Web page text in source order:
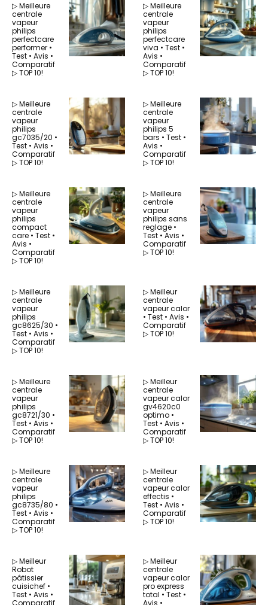
▷ Meilleure
centrale
vapeur
philips
perfectcare
performer •
Test • Avis •
Comparatif
▷ TOP 10!
▷ Meilleure
centrale
vapeur
philips
perfectcare
viva • Test •
Avis •
Comparatif
▷ TOP 10!
▷ Meilleure
centrale
vapeur
philips
gc7035/20 •
Test • Avis •
Comparatif
▷ TOP 10!
▷ Meilleure
centrale
vapeur
philips 5
bars • Test •
Avis •
Comparatif
▷ TOP 10!
▷ Meilleure
centrale
vapeur
philips
compact
care • Test •
Avis •
Comparatif
▷ TOP 10!
▷ Meilleure
centrale
vapeur
philips sans
reglage •
Test • Avis •
Comparatif
▷ TOP 10!
▷ Meilleure
centrale
vapeur
philips
gc8625/30 •
Test • Avis •
Comparatif
▷ TOP 10!
▷ Meilleur
centrale
vapeur calor
• Test • Avis •
Comparatif
▷ TOP 10!
▷ Meilleure
centrale
vapeur
philips
gc8721/30 •
Test • Avis •
Comparatif
▷ TOP 10!
▷ Meilleur
centrale
vapeur calor
gv4620c0
optimo •
Test • Avis •
Comparatif
▷ TOP 10!
▷ Meilleure
centrale
vapeur
philips
gc8735/80 •
Test • Avis •
Comparatif
▷ TOP 10!
▷ Meilleur
centrale
vapeur calor
effectis •
Test • Avis •
Comparatif
▷ TOP 10!
▷ Meilleur
Robot
pâtissier
cuisichef •
Test • Avis •
Comparatif
▷ Meilleur
centrale
vapeur calor
pro express
total • Test •
Avis •